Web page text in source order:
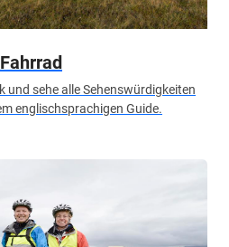
und sehe alle Sehenswürdigkeiten
englischsprachigen Guide.